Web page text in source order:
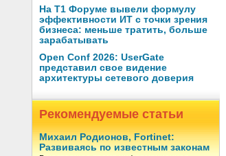
На Т1 Форуме вывели формулу
эффективности ИТ с точки зрения
бизнеса: меньше тратить, больше
зарабатывать
Open Conf 2026: UserGate
представил свое видение
архитектуры сетевого доверия
Рекомендуемые статьи
Михаил Родионов, Fortinet:
Развиваясь по известным законам